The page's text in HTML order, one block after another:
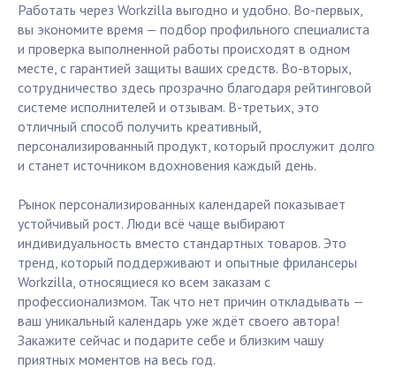
Работать через Workzilla выгодно и удобно. Во-первых,
вы экономите время — подбор профильного специалиста
и проверка выполненной работы происходят в одном
месте, с гарантией защиты ваших средств. Во-вторых,
сотрудничество здесь прозрачно благодаря рейтинговой
системе исполнителей и отзывам. В-третьих, это
отличный способ получить креативный,
персонализированный продукт, который прослужит долго
и станет источником вдохновения каждый день.
Рынок персонализированных календарей показывает
устойчивый рост. Люди всё чаще выбирают
индивидуальность вместо стандартных товаров. Это
тренд, который поддерживают и опытные фрилансеры
Workzilla, относящиеся ко всем заказам с
профессионализмом. Так что нет причин откладывать —
ваш уникальный календарь уже ждёт своего автора!
Закажите сейчас и подарите себе и близким чашу
приятных моментов на весь год.